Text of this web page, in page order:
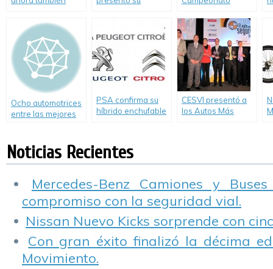
venta de bicicletas
Ecológicos, Desafío
Eco 2013
Ocho automotrices
entre las mejores
PSA confirma su
híbrido enchufable
CESVI presentó a
los Autos Más
Noticias Recientes
Mercedes-Benz Camiones y
compromiso con la seguridad vial.
Nissan Nuevo Kicks sorprende con
Con gran éxito finalizó la décima
Movimiento.